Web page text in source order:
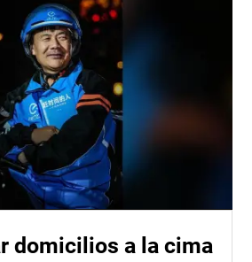
domicilios a la cima